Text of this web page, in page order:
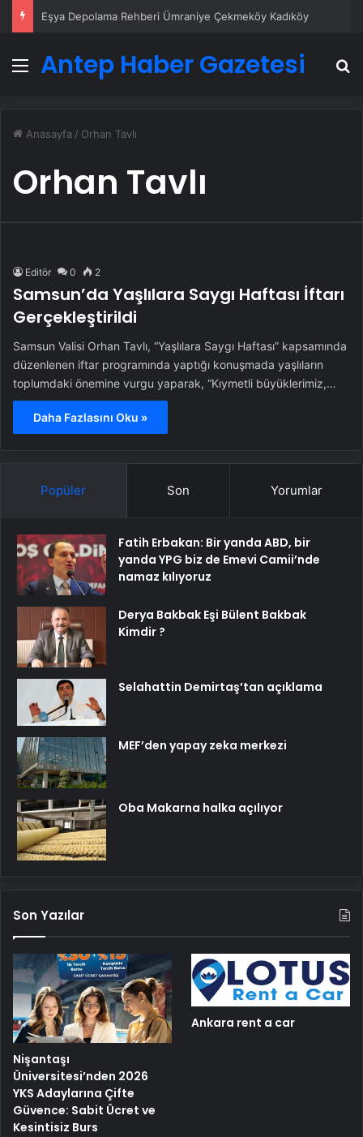
Eşya Depolama Rehberi Ümraniye Çekmeköy Kadıköy
Menü
Antep Haber Gazetesi
Anasayfa / Orhan Tavlı
Orhan Tavlı
Editör 0 2
Samsun’da Yaşlılara Saygı Haftası İftarı
Gerçekleştirildi
Samsun Valisi Orhan Tavlı, “Yaşlılara Saygı Haftası” kapsamında
düzenlenen iftar programında yaptığı konuşmada yaşlıların
toplumdaki önemine vurgu yaparak, “Kıymetli büyüklerimiz,…
Daha Fazlasını Oku »
Popüler Son Yorumlar
Fatih Erbakan: Bir yanda ABD, bir
yanda YPG biz de Emevi Camii’nde
namaz kılıyoruz
Derya Bakbak Eşi Bülent Bakbak
Kimdir ?
Selahattin Demirtaş’tan açıklama
MEF’den yapay zeka merkezi
Oba Makarna halka açılıyor
Son Yazılar
Nişantaşı
Üniversitesi’nden 2026
YKS Adaylarına Çifte
Güvence: Sabit Ücret ve
Kesintisiz Burs
Ankara rent a car